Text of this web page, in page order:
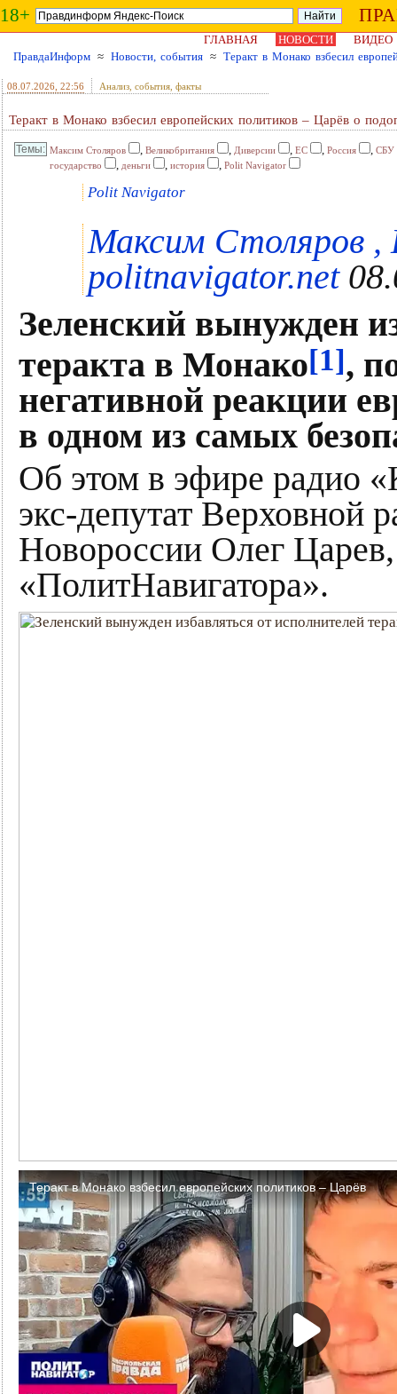
18+
ГЛАВНАЯ НОВОСТИ
ВИДЕО
ПравдаИнформ ≈ Новости, события ≈ Теракт в Монако взбесил
08.07.2026 , 22:56 Анализ, события, факты
Теракт в Монако взбесил европейских политиков – Царёв о
Максим Столяров , Великобритания , Диверсии , ЕС , Россия , СБУ
государство
, деньги , история , Polit Navigator
Polit Navigator
Максим Столяров
politnavigator.net
Зеленский вынужден
теракта в Монако[1],
негативной реакции
в одном из самых
Об этом в эфире радио
экс-депутат Верховной
Новороссии Олег Царев,
«ПолитНавигатора».